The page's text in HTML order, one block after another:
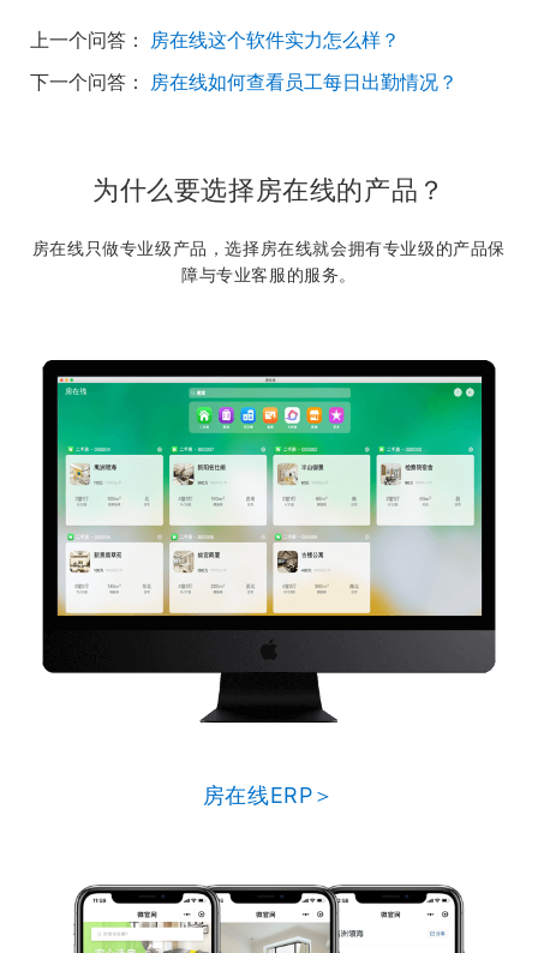
上一个问答： 房在线这个软件实力怎么样？
下一个问答： 房在线如何查看员工每日出勤情况？
为什么要选择房在线的产品？
房在线只做专业级产品，选择房在线就会拥有专业级的产品保
障与专业客服的服务。
房在线ERP＞